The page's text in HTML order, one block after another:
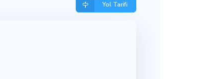
Yol Tarifi